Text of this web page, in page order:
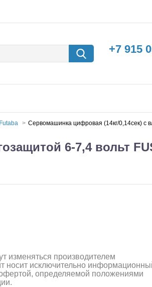
+7 915
Машины с
Futaba Сервомашинка цифровая (14кг/0,14сек) с
6-7,4 вольт
изменяться производителем
носит исключительно
определяемой положениями